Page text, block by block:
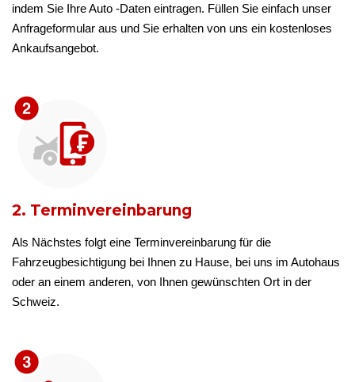
indem Sie Ihre Auto -Daten eintragen. Füllen Sie einfach unser
Anfrageformular aus und Sie erhalten von uns ein kostenloses
Ankaufsangebot.
2. Terminvereinbarung
Als Nächstes folgt eine Terminvereinbarung für die
Fahrzeugbesichtigung bei Ihnen zu Hause, bei uns im Autohaus
oder an einem anderen, von Ihnen gewünschten Ort in der
Schweiz.